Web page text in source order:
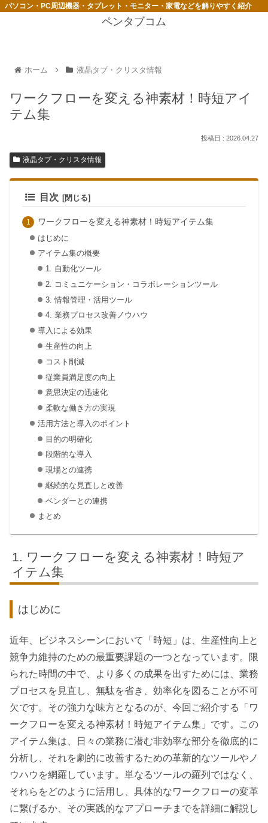
パソコン・PC周辺機器・タブレット・モニター・家電などを解りやすく紹介
ペンタブコム
ホーム 液晶タブ・クリスタ情報
ワークフローを変える神素材！時短アイ
テム集
2026.04.27
液晶タブ・クリスタ情報
目次
ワークフローを変える神素材！時短アイテム集
はじめに
アイテム集の概要
1. 自動化ツール
2. コミュニケーション・コラボレーションツール
3. 情報管理・活用ツール
4. 業務プロセス改善ノウハウ
導入による効果
生産性の向上
コスト削減
従業員満足度の向上
意思決定の迅速化
柔軟な働き方の実現
活用方法と導入のポイント
目的の明確化
段階的な導入
現場との連携
継続的な見直しと改善
ベンダーとの連携
まとめ
ワークフローを変える神素材！時短ア
イテム集
はじめに
近年、ビジネスシーンにおいて「時短」は、生産性向上と
競争力維持のための最重要課題の一つとなっています。限
られた時間の中で、より多くの成果を出すためには、業務
プロセスを見直し、無駄を省き、効率化を図ることが不可
欠です。その強力な味方となるのが、今回ご紹介する「ワ
ークフローを変える神素材！時短アイテム集」です。この
アイテム集は、日々の業務に潜む非効率な部分を徹底的に
分析し、それを劇的に改善するための革新的なツールやノ
ウハウを網羅しています。単なるツールの羅列ではなく、
それらをどのように活用し、具体的なワークフローの変革
に繋げるか、その実践的なアプローチまでを詳細に解説し